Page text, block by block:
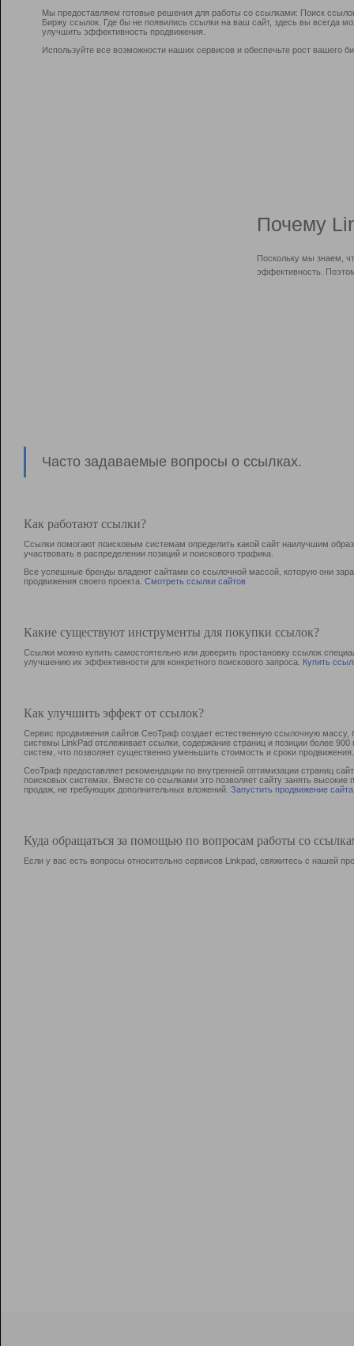
Мы предоставляем готовые решения для работы со ссылками: Поиск
Биржу ссылок. Где бы не появились ссылки на ваш сайт, здесь вы всегда
улучшить эффективность продвижения.
Используйте все возможности наших сервисов и обеспечьте рост вашего
Почему
Поскольку мы знаем,
эффективность.
Часто задаваемые вопросы о ссылках.
Как работают ссылки?
Ссылки помогают поисковым системам определить какой сайт наилучшим
участвовать в раcпределении позиций и поискового трафика.
Все успешные бренды владеют сайтами со ссылочной массой, которую они
продвижения своего проекта. Смотреть ссылки сайтов
Какие существуют инструменты для покупки ссылок?
Ссылки можно купить самостоятельно или доверить простановку ссылок
улучшению их эффективности для конкретного поискового запроса. Купить
Как улучшить эффект от ссылок?
Сервис продвижения сайтов СеоТраф создает естественную ссылочную
системы LinkPad отслеживает ссылки, содержание страниц и позиции более
систем, что позволяет существенно уменьшить стоимость и сроки продвижения.
СеоТраф предоставляет рекомендации по внутренней оптимизации страниц
поисковых системах. Вместе со ссылками это позволяет сайту занять
продаж, не требующих дополнительных вложений. Запустить продвижение сайта
Куда обращаться за помощью по вопросам работы со
Если у вас есть вопросы относительно сервисов Linkpad, свяжитесь с нашей